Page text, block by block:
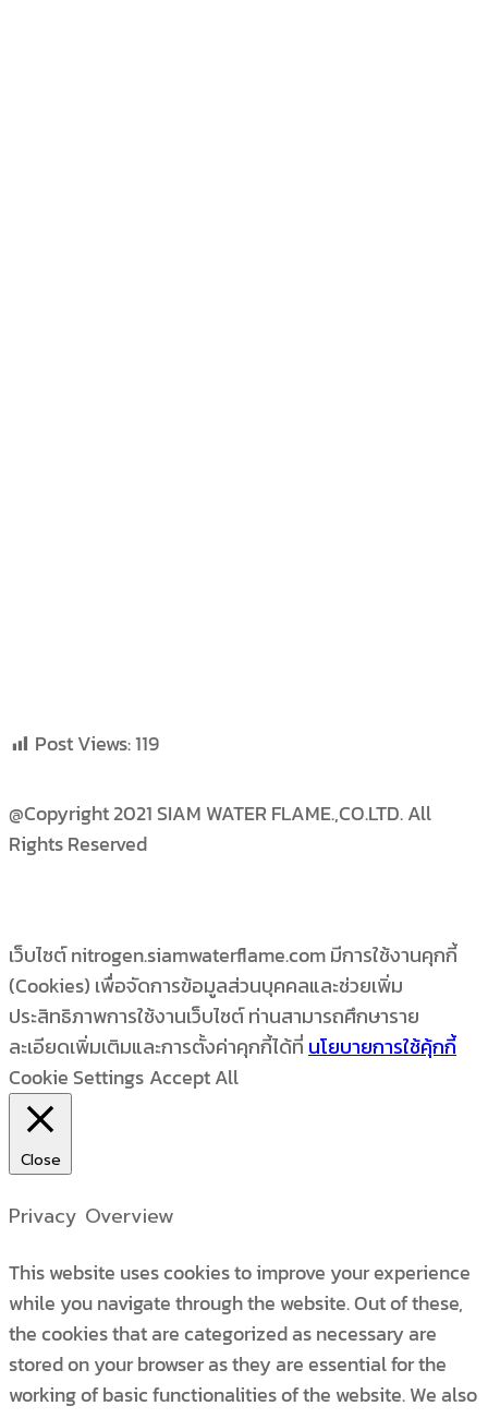
Post Views:119
@Copyright 2021 SIAM WATER FLAME.,CO.LTD. All
Rights Reserved
เว็บไซต์ nitrogen.siamwaterflame.com มีการใช้งานคุกกี้
(Cookies) เพื่อจัดการข้อมูลส่วนบุคคลและช่วยเพิ่ม
ประสิทธิภาพการใช้งานเว็บไซต์ ท่านสามารถศึกษาราย
ละเอียดเพิ่มเติมและการตั้งค่าคุกกี้ได้ที่ นโยบายการใช้คุ้กกี้
Cookie Settings Accept All
Close
Privacy Overview
This website uses cookies to improve your experience
while you navigate through the website. Out of these,
the cookies that are categorized as necessary are
stored on your browser as they are essential for the
working of basic functionalities of the website. We also